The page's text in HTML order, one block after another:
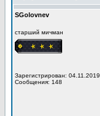
SGolovnev
старший мичман
Зарегистрирован: 04.11.2019
Сообщения: 148